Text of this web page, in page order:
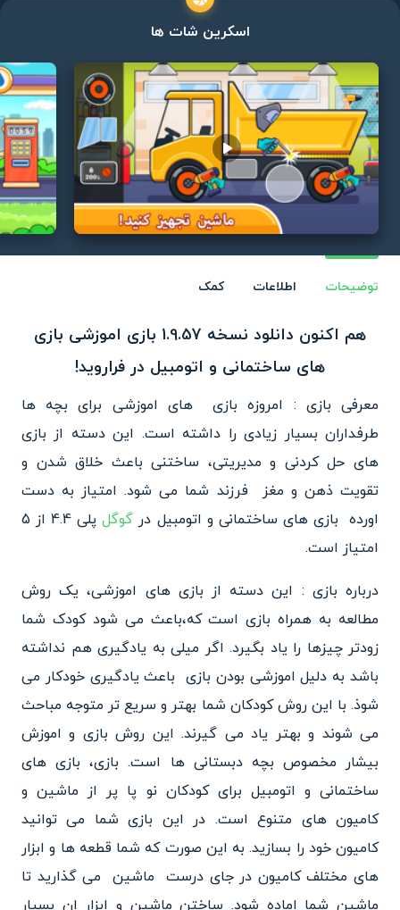
اسکرین شات ها
Play video
توضیحات اطلاعات کمک
هم اکنون دانلود نسخه 1.9.57 بازی اموزشی بازی
های ساختمانی و اتومبیل در فراروید!
معرفی بازی : امروزه بازی های اموزشی برای بچه ها
طرفداران بسیار زیادی را داشته است. این دسته از بازی
های حل کردنی و مدیریتی، ساختنی باعث خلاق شدن و
تقویت ذهن و مغز فرزند شما می شود. امتیاز به دست
اورده بازی های ساختمانی و اتومبیل در گوگل
پلی 4.4 از 5
امتیاز است.
درباره بازی : این دسته از بازی های اموزشی، یک روش
مطالعه به همراه بازی است که،باعث می شود کودک شما
زودتر چیزها را یاد بگیرد. اگر میلی به یادگیری هم نداشته
باشد به دلیل اموزشی بودن بازی باعث یادگیری خودکار می
شوذ. با این روش کودکان شما بهتر و سریع تر متوجه مباحث
می شوند و بهتر یاد می گیرند. این روش بازی و اموزش
بیشار مخصوص بچه دبستانی ها است. بازی، بازی های
ساختمانی و اتومبیل برای کودکان نو پا پر از ماشین و
کامیون های متنوع است. در این بازی شما می توانید
کامیون خود را بسازید. به این صورت که شما قطعه ها و ابزار
های مختلف کامیون در جای درست ماشین می گذارید تا
ماشین شما اماده شود. ساختن ماشین و ابزار ان بسیار